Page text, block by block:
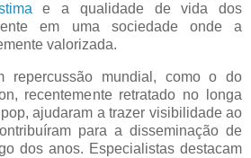
e a qualidade de vida dos
em uma sociedade onde a
valorizada.
repercussão mundial, como o do
recentemente retratado no longa
ajudaram a trazer visibilidade ao
para a disseminação de
dos anos. Especialistas destacam